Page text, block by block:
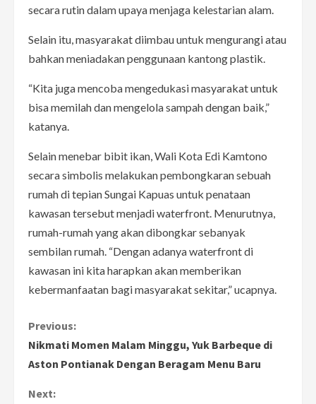
secara rutin dalam upaya menjaga kelestarian alam.
Selain itu, masyarakat diimbau untuk mengurangi atau
bahkan meniadakan penggunaan kantong plastik.
“Kita juga mencoba mengedukasi masyarakat untuk
bisa memilah dan mengelola sampah dengan baik,”
katanya.
Selain menebar bibit ikan, Wali Kota Edi Kamtono
secara simbolis melakukan pembongkaran sebuah
rumah di tepian Sungai Kapuas untuk penataan
kawasan tersebut menjadi waterfront. Menurutnya,
rumah-rumah yang akan dibongkar sebanyak
sembilan rumah. “Dengan adanya waterfront di
kawasan ini kita harapkan akan memberikan
kebermanfaatan bagi masyarakat sekitar,” ucapnya.
C
o
n
Previous:
Nikmati Momen Malam Minggu, Yuk Barbeque di
Aston Pontianak Dengan Beragam Menu Baru
Next: